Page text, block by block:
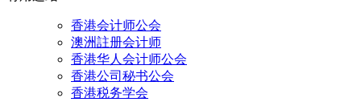
香港会计师公会
澳洲註册会计师
香港华人会计师公会
香港公司秘书公会
香港税务学会